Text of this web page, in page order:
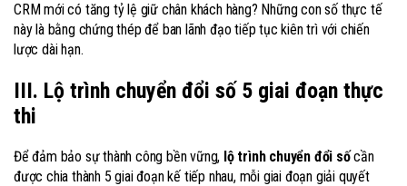
CRM mới có tăng tỷ lệ giữ chân khách hàng? Những con số thực tế
này là bằng chứng thép để ban lãnh đạo tiếp tục kiên trì với chiến
lược dài hạn.
III. Lộ trình chuyển đổi số 5 giai đoạn thực
thi
Để đảm bảo sự thành công bền vững, lộ trình chuyển đổi sốcần
được chia thành 5 giai đoạn kế tiếp nhau, mỗi giai đoạn giải quyết